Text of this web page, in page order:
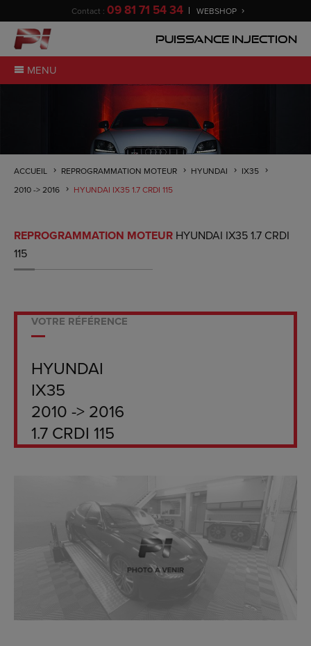
Contact : 09 81 71 54 34 WEBSHOP
Puissance Injection
MENU
ACCUEIL REPROGRAMMATION MOTEUR HYUNDAI
IX35
2010 -> 2016
HYUNDAI IX35 1.7 CRDI 115
REPROGRAMMATION MOTEUR HYUNDAI IX35 1.7 CRDI
115
VOTRE RÉFÉRENCE
HYUNDAI
IX35
2010 -> 2016
1.7 CRDI 115